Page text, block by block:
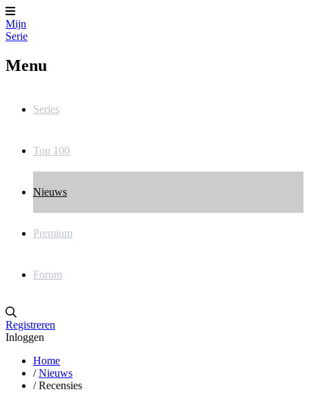
Mijn
Serie
Menu
Series
Top 100
Nieuws
Premium
Forum
Registreren
Inloggen
Home
/ Nieuws
/ Recensies